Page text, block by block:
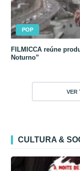
POP
FILMICCA reúne
Noturno”
VER
CULTURA &